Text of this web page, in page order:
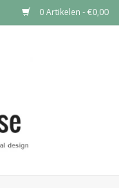
0 Artikelen - €0,00